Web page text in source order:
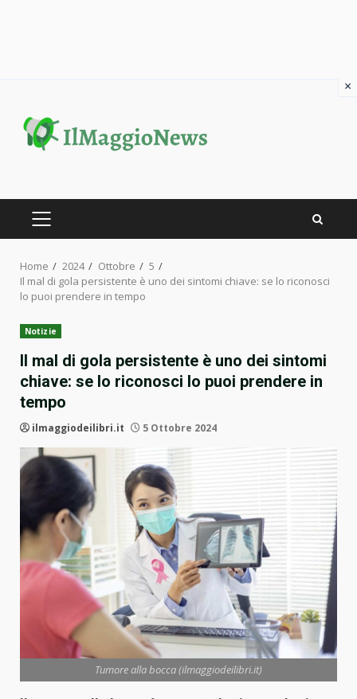
content
PRIMARY
Home 2024 Ottobre
5
Il mal di gola persistente è uno dei sintomi chiave: se lo riconosci
lo puoi prendere in tempo
Notizie
Il mal di gola persistente è uno dei sintomi
chiave: se lo riconosci lo puoi prendere in
tempo
ilmaggiodeilibri.it 5 Ottobre 2024
Tumore alla bocca (ilmaggiodeilibri.it)
×